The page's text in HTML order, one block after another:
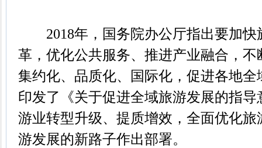
2018年，国务院办公厅指出要加快
革，优化公共服务、推进产业融合，
集约化、品质化、国际化，促进各地
印发了《关于促进全域旅游发展的指
游业转型升级、提质增效，全面优化
游发展的新路子作出部署。